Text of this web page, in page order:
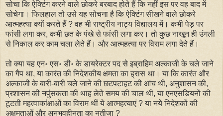
सोचा कि ऐक्टिंग करने वाले छोकरे बरबाद होते हैं कि नहीं इस पर वह बाद में
सोचेगा। फिलहाल तो उसे यह सोचना है कि ऐक्टिंग सीखने वाले छोकरे
आत्महत्या क्यों करते हैं ? वह भी राष्ट्रीय नाट्य विद्यालय में। कभी पेड़ पर
फांसी लगा कर, कभी छत के पंखे से फांसी लगा कर। तो कुछ नाखून ही उंगली
से निकाल कर काम चला लेते हैं। और आत्महत्या पर विराम लगा देते हैं।
तो क्या यह एन॰ एस॰ डी॰ के डायरेक्टर पद से इब्राहिम अल्काजी के चले जाने
का गैप था, या कारंत की निदेशकीय क्षमता का ह्रास था। या कि कारंत और
अल्काजी के बारी-बारी चले जाने की छटपटाहट की आंच थी, अनुशासन की,
प्रशासन की नपुंसकता की थाह लेते समय की चाल थी, या एनएसडियनों की
टूटती महत्वाकांक्षाओं का विराम थीं ये आत्महत्याएं ? या नये निदेशकों की
अक्षमताओं और अनुभवहीनता का नतीजा ?